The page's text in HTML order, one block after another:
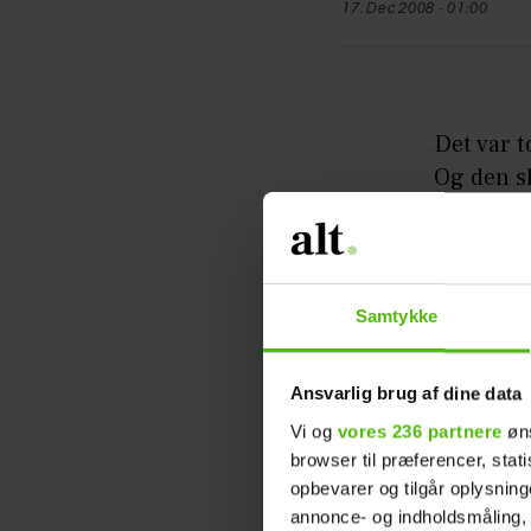
Samtykke
Ansvarlig brug af dine data
Vi og vores 236 partnere
browser til præferencer,
opbevarer og tilgår
annonce- og
17. Dec 2008 - 01:00
Det var
Og den
De
lilla